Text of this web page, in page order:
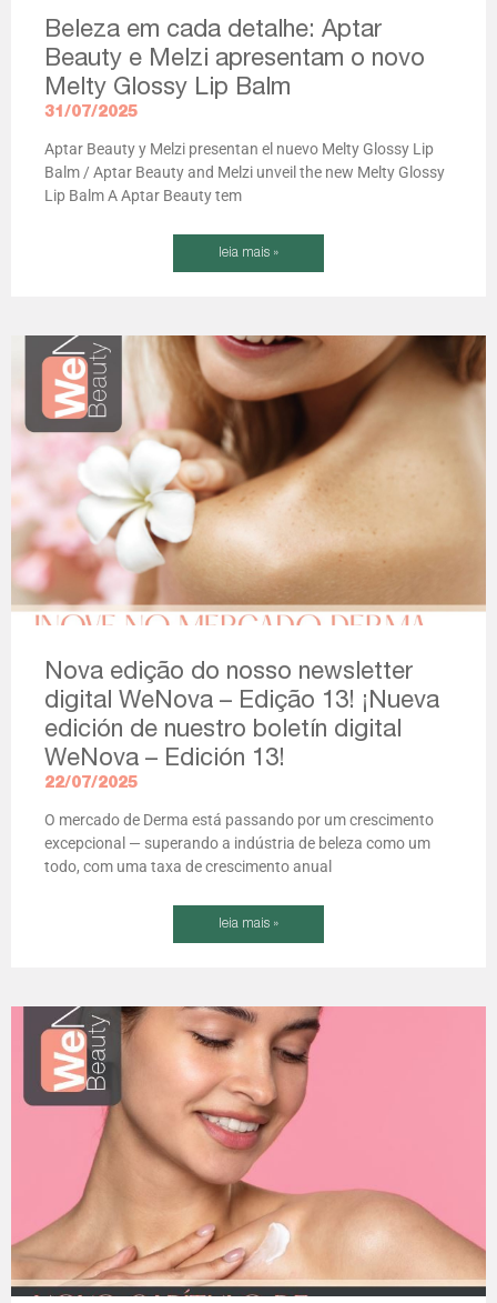
Beleza em cada detalhe: Aptar
Beauty e Melzi apresentam o novo
Melty Glossy Lip Balm
31/07/2025
Aptar Beauty y Melzi presentan el nuevo Melty Glossy Lip
Balm / Aptar Beauty and Melzi unveil the new Melty Glossy
Lip Balm A Aptar Beauty tem
leia mais »
Nova edição do nosso newsletter
digital WeNova – Edição 13! ¡Nueva
edición de nuestro boletín digital
WeNova – Edición 13!
22/07/2025
O mercado de Derma está passando por um crescimento
excepcional — superando a indústria de beleza como um
todo, com uma taxa de crescimento anual
leia mais »